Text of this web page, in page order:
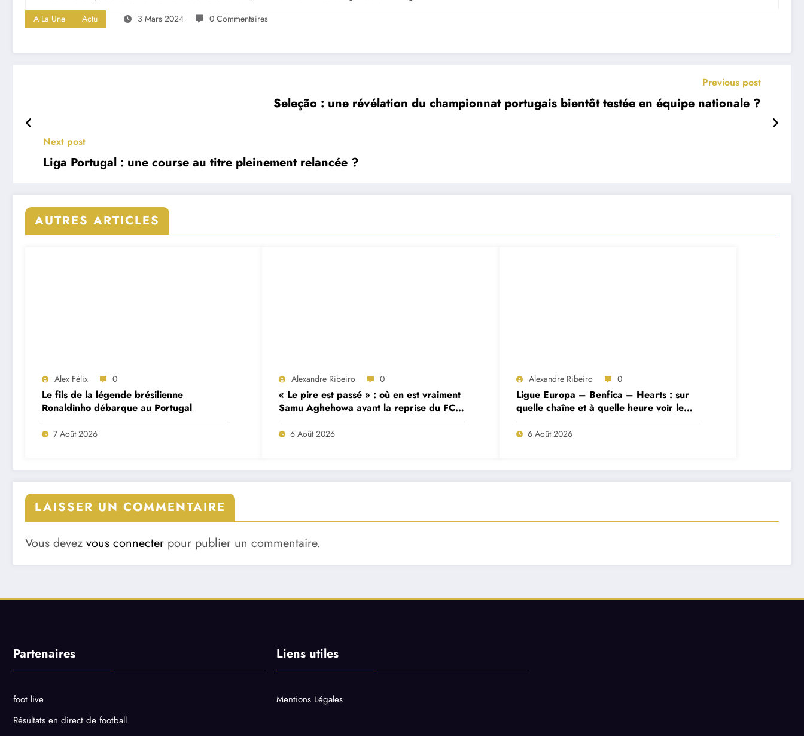
A La Une
Actu 3 Mars 2024 0 Commentaires
Previous post
Seleção : une révélation du championnat portugais bientôt testée en équipe nationale ?
Next post
Liga Portugal : une course au titre pleinement relancée ?
AUTRES ARTICLES
Alex Félix 0
Le fils de la légende brésilienne
Ronaldinho débarque au Portugal
7 Août 2026
Alexandre Ribeiro 0
« Le pire est passé » : où en est vraiment
Samu Aghehowa avant la reprise du FC
Porto ?
6 Août 2026
Alexandre Ribeiro 0
Ligue Europa – Benfica – Hearts : sur
quelle chaîne et à quelle heure voir le
match ?
6 Août 2026
LAISSER UN COMMENTAIRE
Vous devez vous connecter pour publier un commentaire.
Partenaires
foot live
Résultats en direct de football
Liens utiles
Mentions Légales